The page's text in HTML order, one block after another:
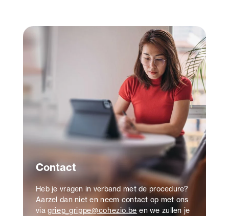
Contact
Heb je vragen in verband met de procedure?
Aarzel dan niet en neem contact op met ons
viagriep_grippe@cohezio.be en we zullen je